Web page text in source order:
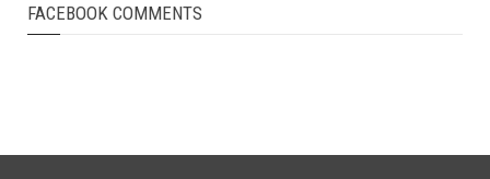
FACEBOOK COMMENTS